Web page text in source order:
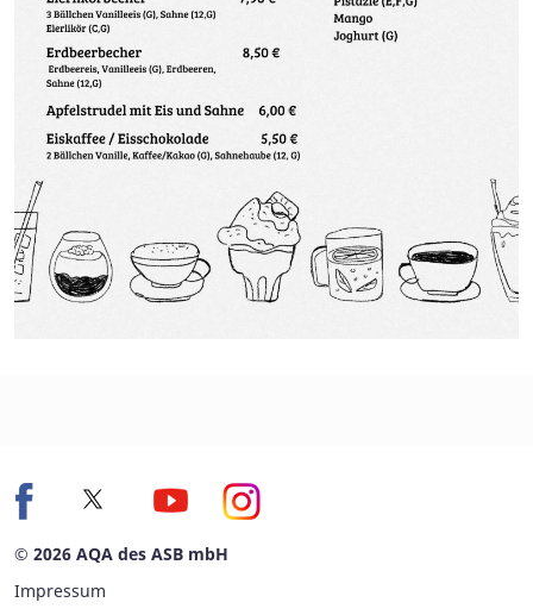
© 2026 AQA des ASB mbH
Impressum